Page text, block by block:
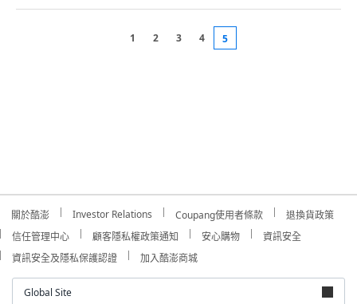
1 2 3 4 5
關於酷澎 Investor Relations Coupang使用者條款
退換貨政策
信任管理中心
顧客隱私權政策通知 安心購物
資訊安全
資訊安全及隱私保護認證
加入酷澎商城
Global Site